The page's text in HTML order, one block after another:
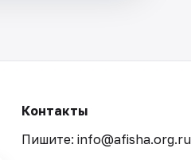
Контакты
Пишите: info@afisha.org.ru